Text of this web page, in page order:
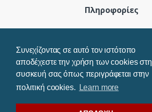
Συνεχίζοντας σε αυτό τον ιστότοπο
αποδέχεστε την χρήση των cookies στη
συσκευή σας όπως περιγράφεται στην
πολιτική cookies.
Learn more
Πληροφορίες
Όροι Χρήσης
Τρόποι Πληρωμής
Πολιτική Cookies